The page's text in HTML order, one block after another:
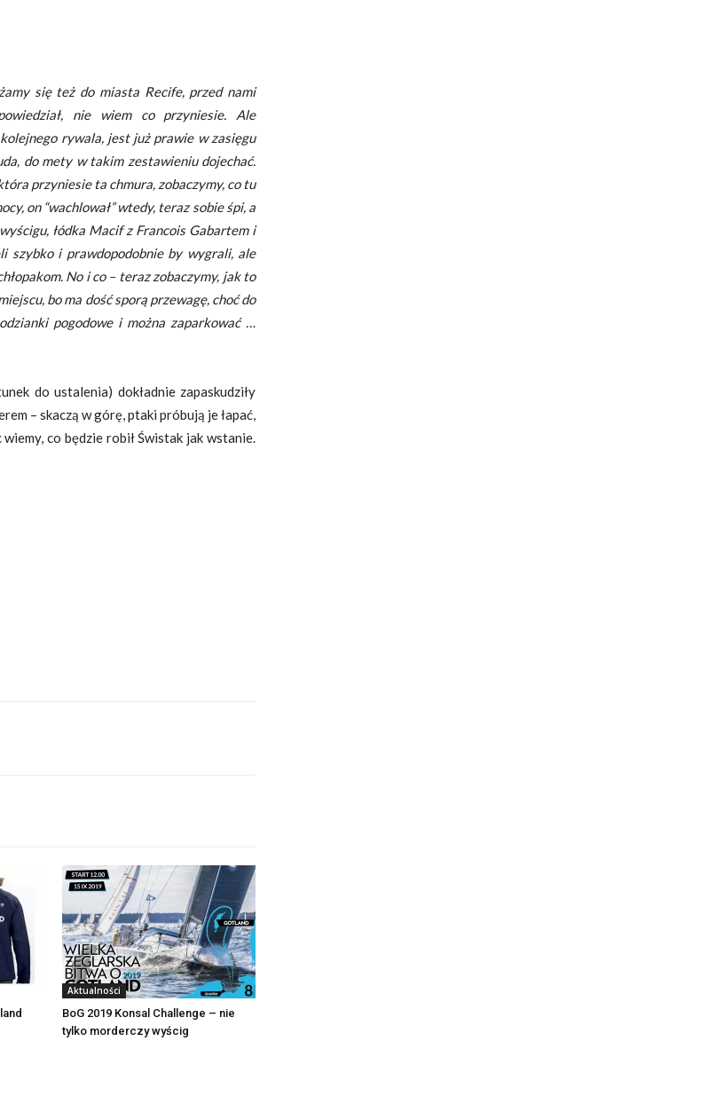
się też do miasta Recife, przed nami
nie wiem co przyniesie. Ale
rywala, jest już prawie w zasięgu
do mety w takim zestawieniu dojechać.
przyniesie ta chmura, zobaczymy, co tu
on “wachlował” wtedy, teraz sobie śpi, a
łódka Macif z Francois Gabartem i
szybko i prawdopodobnie by wygrali, ale
No i co – teraz zobaczymy, jak to
bo ma dość sporą przewagę, choć do
pogodowe i można zaparkować …
do ustalenia) dokładnie zapaskudziły
– skaczą w górę, ptaki próbują je łapać,
co będzie robił Świstak jak wstanie.
Aktualności
BoG 2019 Konsal Challenge – nie
tylko morderczy wyścig